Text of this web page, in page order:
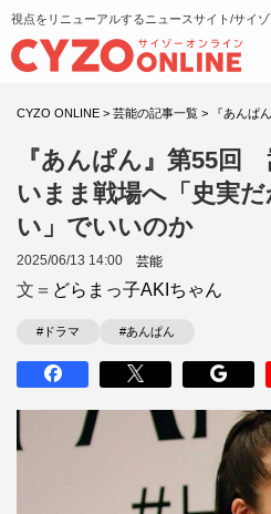
視点をリニューアルするニュースサイト/サイ
CYZO ONLINE > 芸能の記事一覧 > 『あんぱ
『あんぱん』第55回
いまま戦場へ「史実
い」でいいのか
2025/06/13 14:00 芸能
文＝ どらまっ子AKIちゃん
#ドラマ #あんぱん